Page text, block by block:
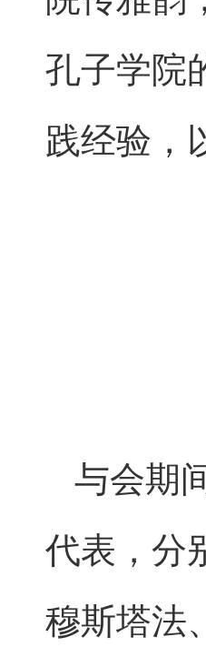
孔子学院
践经验，
与会期
代表，分
穆斯塔法